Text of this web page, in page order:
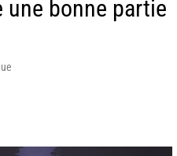
bonne partie